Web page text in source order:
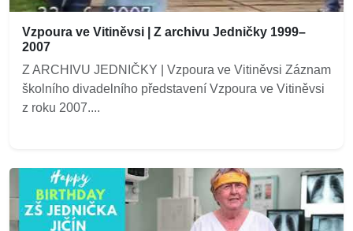
Vzpoura ve Vitiněvsi | Z archivu Jedničky 1999–
2007
Z ARCHIVU JEDNIČKY | Vzpoura ve Vitiněvsi Záznam
školního divadelního představení Vzpoura ve Vitiněvsi
z roku 2007....